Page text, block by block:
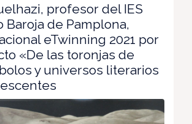
profesor del IES
Baroja de Pamplona,
eTwinning 2021 por
«De las toronjas de
y universos literarios